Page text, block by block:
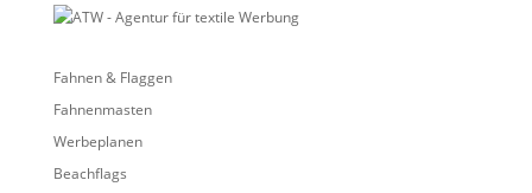
Fahnen & Flaggen
Fahnenmasten
Werbeplanen
Beachflags